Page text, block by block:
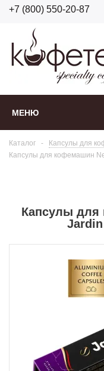
+7 (800) 550-20-87
МЕНЮ
Каталог - Капсулы для
Капсулы для кофемашин
Капсулы для